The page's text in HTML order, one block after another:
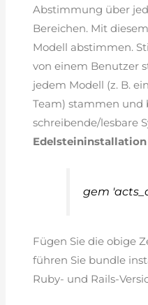
Abstimmung über
Bereichen. Mit
Modell abstimmen.
von einem Benutzer
jedem Modell (z. B.
Team) stammen und
schreibende/lesbare
Edelsteininstallation
gem
Fügen Sie die obige
führen Sie bundle
Ruby- und Rails-